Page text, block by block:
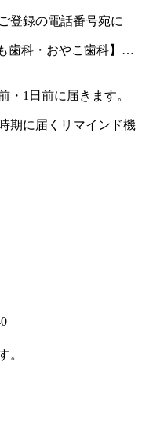
登録の電話番号宛に
歯科・おやこ歯科】…
・1日前に届きます。
期に届くリマインド機
。